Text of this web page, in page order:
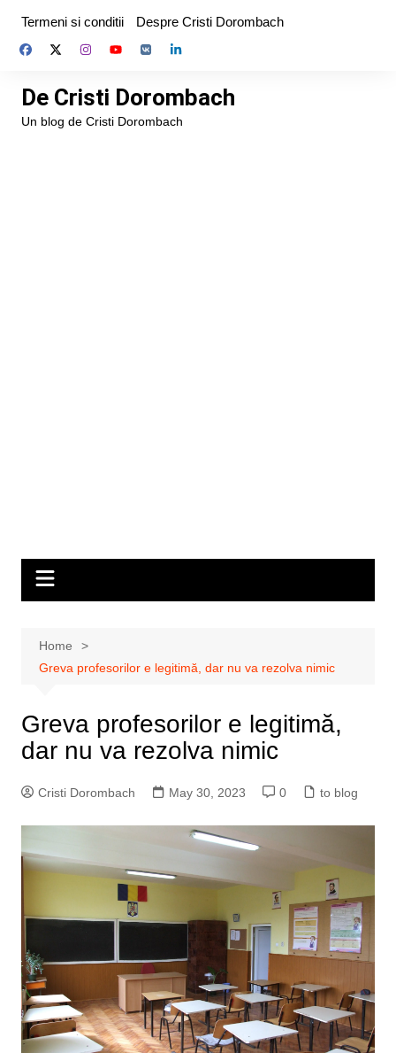
content
Termeni si conditii Despre Cristi Dorombach
De Cristi Dorombach
Un blog de Cristi Dorombach
Home
Greva profesorilor e legitimă, dar nu va rezolva nimic
Greva profesorilor e legitimă,
dar nu va rezolva nimic
Cristi Dorombach May 30, 2023 0 to blog